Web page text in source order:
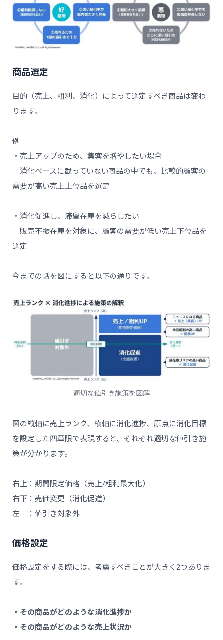
商品選定
目的（売上、粗利、消化）によって選定すべき商品は変わ
ります。
例
・売上アップのため、集客を増やしたい場合
消化ベースに載っていない商品の中でも、比較的顧客の
需要が高い売上上位品を選定
・消化促進し、滞留在庫を減らしたい
販売不振在庫を対象に、顧客の需要が低い売上下位品を
選定
今までの話を図にすると以下の通りです。
適切な値引き施策を図解
図の縦軸に売上ランク、横軸に消化進捗、原点に消化目標
を設定した四章限で表現すると、それぞれ適切な値引き施
策が分かります。
右上：期間限定価格（売上/粗利最大化）
右下：売価変更（消化促進）
左 ：値引き対象外
価格設定
価格設定をする際には、考慮すべきことが大きく2つありま
す。
・その商品がどのような消化進捗か
・その商品がどのような売上状況か